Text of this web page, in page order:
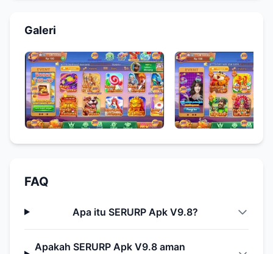
Galeri
FAQ
Apa itu SERURP Apk V9.8?
Apakah SERURP Apk V9.8 aman